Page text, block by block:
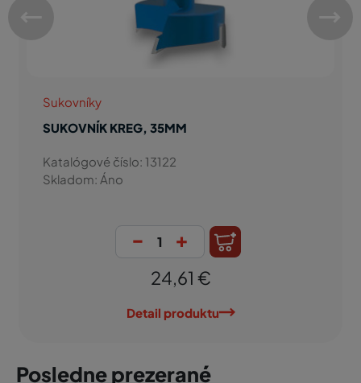
Sukovníky
SUKOVNÍK KREG, 35MM
Katalógové číslo: 13122
Skladom: Áno
- +
24,61 €
Detail produktu
Posledne prezerané